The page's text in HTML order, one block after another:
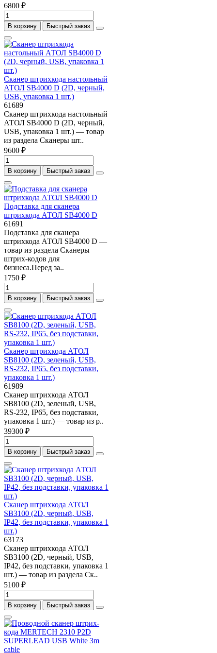
6800 ₽
В корзину Быстрый заказ
Сканер штрихкода настольный
АТОЛ SB4000 D (2D, черный,
USB, упаковка 1 шт.)
61689
Сканер штрихкода настольный
АТОЛ SB4000 D (2D, черный,
USB, упаковка 1 шт.) — товар
из раздела Сканеры шт..
9600 ₽
В корзину Быстрый заказ
Подставка для сканера
штрихкода АТОЛ SB4000 D
61691
Подставка для сканера
штрихкода АТОЛ SB4000 D —
товар из раздела Сканеры
штрих-кодов для
бизнеса.Перед за..
1750 ₽
В корзину Быстрый заказ
Сканер штрихкода АТОЛ
SB8100 (2D, зеленый, USB,
RS-232, IP65, без подставки,
упаковка 1 шт.)
61989
Сканер штрихкода АТОЛ
SB8100 (2D, зеленый, USB,
RS-232, IP65, без подставки,
упаковка 1 шт.) — товар из р..
39300 ₽
В корзину Быстрый заказ
Сканер штрихкода АТОЛ
SB3100 (2D, черный, USB,
IP42, без подставки, упаковка 1
шт.)
63173
Сканер штрихкода АТОЛ
SB3100 (2D, черный, USB,
IP42, без подставки, упаковка 1
шт.) — товар из раздела Ск..
5100 ₽
В корзину Быстрый заказ